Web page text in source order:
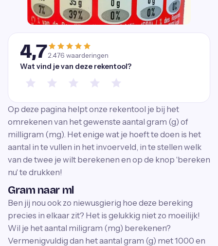
4,72.476 waarderingen
Wat vind je van deze rekentool?
Op deze pagina helpt onze rekentool je bij het
omrekenen van het gewenste aantal gram (g) of
milligram (mg). Het enige wat je hoeft te doen is het
aantal in te vullen in het invoerveld, in te stellen welk
van de twee je wilt berekenen en op de knop 'bereken
nu' te drukken!
Gram naar ml
Ben jij nou ook zo niewusgierig hoe deze bereking
precies in elkaar zit? Het is gelukkig niet zo moeilijk!
Wil je het aantal miligram (mg) berekenen?
Vermenigvuldig dan het aantal gram (g) met 1000 en